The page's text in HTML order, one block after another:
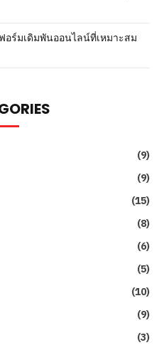
ร์มเดิมพันออนไลน์ที่เหมาะสม
(9)
(9)
(15)
(8)
(6)
(5)
(10)
(9)
(3)